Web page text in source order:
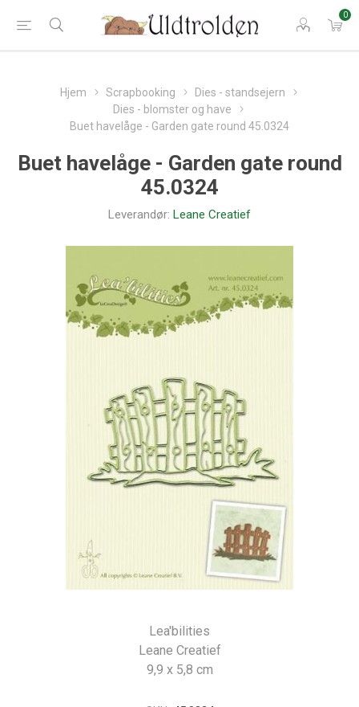
0
Hjem Scrapbooking
Dies - standsejern
Dies - blomster og have
Buet havelåge - Garden gate round 45.0324
Buet havelåge - Garden gate round
45.0324
Leverandør: Leane Creatief
Lea'bilities
Leane Creatief
9,9 x 5,8 cm